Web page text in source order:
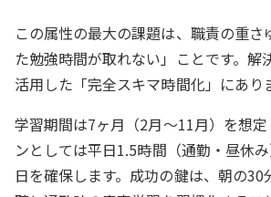
この属性の最大の課題は、職責の重さ
た勉強時間が取れない」ことです。解
活用した「完全スキマ時間化」にあり
学習期間は7ヶ月（2月〜11月）を想定
ンとしては平日1.5時間（通勤・昼休
日を確保します。成功の鍵は、朝の30